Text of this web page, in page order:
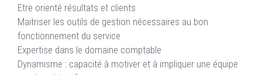
Etre orienté résultats et clients
Maitriser les outils de gestion nécessaires au bon
fonctionnement du service
Expertise dans le domaine comptable
Dynamisme : capacité à motiver et à impliquer une équipe